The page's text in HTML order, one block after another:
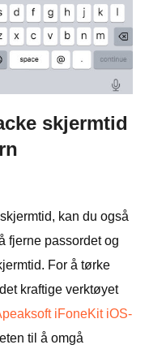
skjermtid
kan du også
fjerne passordet og
For å tørke
kraftige verktøyet
iFoneKit iOS-
til å omgå